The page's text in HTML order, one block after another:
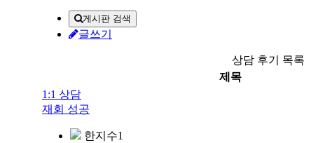
게시판 검색
글쓰기
상담 후기 목록
제목
1:1 상담
재회 성공
한지수1